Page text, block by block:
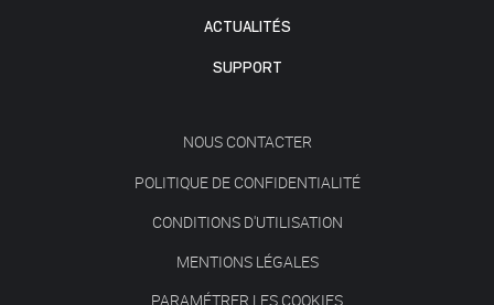
ACTUALITÉS
SUPPORT
NOUS CONTACTER
POLITIQUE DE CONFIDENTIALITÉ
CONDITIONS D'UTILISATION
MENTIONS LÉGALES
PARAMÉTRER LES COOKIES